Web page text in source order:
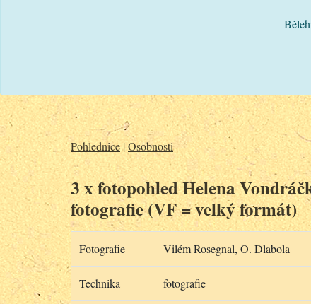
Pohlednice|Osobnosti
3 x fotopohled Helena
fotografie (VF = velký formát)
Fotografie Vilém Rosegnal, O. Dlabola
Technika fotografie